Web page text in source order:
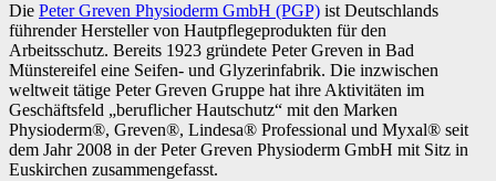
Die Peter Greven Physioderm GmbH (PGP) ist Deutschlands
führender Hersteller von Hautpflegeprodukten für den
Arbeitsschutz. Bereits 1923 gründete Peter Greven in Bad
Münstereifel eine Seifen- und Glyzerinfabrik. Die inzwischen
weltweit tätige Peter Greven Gruppe hat ihre Aktivitäten im
Geschäftsfeld „beruflicher Hautschutz“ mit den Marken
Physioderm®, Greven®, Lindesa® Professional und Myxal® seit
dem Jahr 2008 in der Peter Greven Physioderm GmbH mit Sitz in
Euskirchen zusammengefasst.